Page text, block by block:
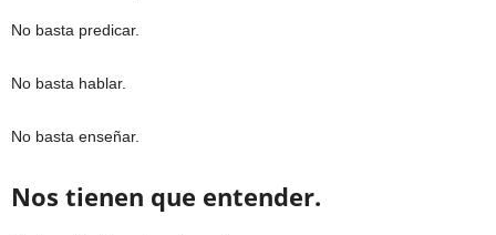
No basta predicar.
No basta hablar.
No basta enseñar.
Nos tienen que entender.